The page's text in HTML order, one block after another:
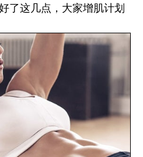
了这几点，大家增肌计划